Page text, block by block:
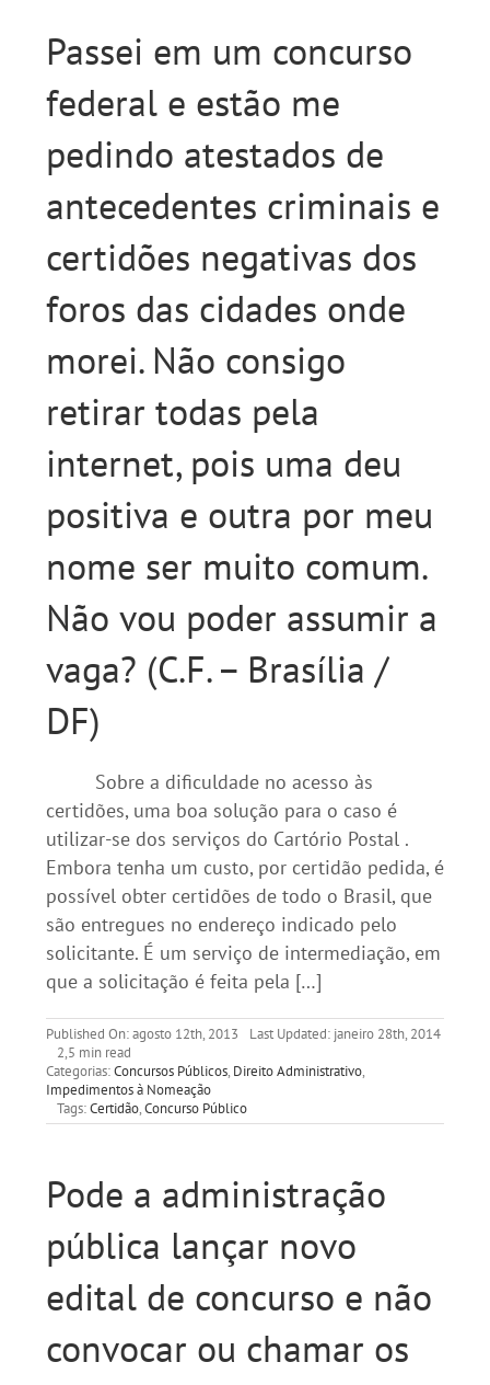
Passei em um concurso
federal e estão me
pedindo atestados de
antecedentes criminais e
certidões negativas dos
foros das cidades onde
morei. Não consigo
retirar todas pela
internet, pois uma deu
positiva e outra por meu
nome ser muito comum.
Não vou poder assumir a
vaga? (C.F. – Brasília /
DF)
Sobre a dificuldade no acesso às
certidões, uma boa solução para o caso é
utilizar-se dos serviços do Cartório Postal .
Embora tenha um custo, por certidão pedida, é
possível obter certidões de todo o Brasil, que
são entregues no endereço indicado pelo
solicitante. É um serviço de intermediação, em
que a solicitação é feita pela […]
Published On: agosto 12th, 2013
Last Updated: janeiro 28th, 2014
2,5 min read
Categorias:Concursos Públicos, Direito Administrativo,
Impedimentos à Nomeação
Tags:Certidão,Concurso Público
Pode a administração
pública lançar novo
edital de concurso e não
convocar ou chamar os